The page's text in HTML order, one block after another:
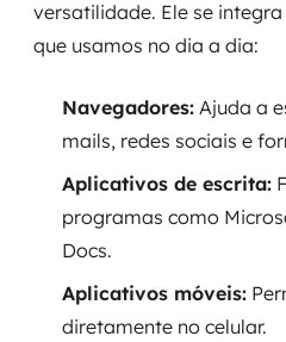
versatilidade. Ele se
que usamos no dia a dia:
Navegadores: Ajuda a
mails, redes sociais e
Aplicativos de escrita:
programas como
Docs.
Aplicativos móveis:
diretamente no celular.